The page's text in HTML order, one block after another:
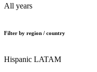
All years
Filter by region / country
Hispanic LATAM